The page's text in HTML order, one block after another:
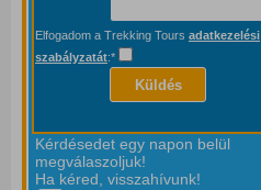
Elfogadom a Trekking Tours adatkezelési
szabályzatát:*
Küldés
Kérdésedet egy napon belül
megválaszoljuk!
Ha kéred, visszahívunk!